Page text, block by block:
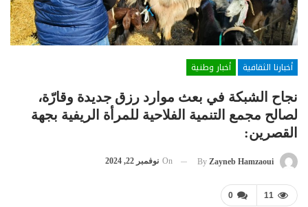
أخبارنا الثقافية
أخبار وطنية
نجاح الشبكة في بعث موارد رزق جديدة وقارّة،
لصالح مجمع التنمية الفلاحية للمرأة الريفية بجهة
القصرين:
By Zayneb Hamzaoui
On نوفمبر 22, 2024
0 11